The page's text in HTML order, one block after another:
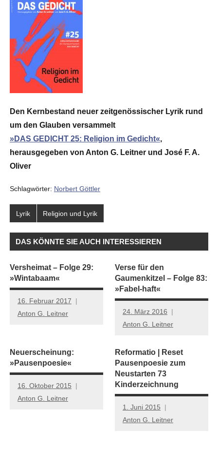
Den Kernbestand neuer zeitgenössischer Lyrik rund
um den Glauben versammelt
»DAS GEDICHT 25: Religion im Gedicht«,
herausgegeben von Anton G. Leitner und José F. A.
Oliver
Schlagwörter: Norbert Göttler
Lyrik Religion und Lyrik
DAS KÖNNTE SIE AUCH INTERESSIEREN
Versheimat – Folge 29:
»Wintabaam«
16. Februar 2017
Anton G. Leitner
Verse für den
Gaumenkitzel – Folge 83:
»Fabel-haft«
24. März 2016
Anton G. Leitner
Neuerscheinung:
»Pausenpoesie«
16. Oktober 2015
Anton G. Leitner
Reformatio | Reset
Pausenpoesie zum
Neustarten 73
Kinderzeichnung
1. Juni 2015
Anton G. Leitner